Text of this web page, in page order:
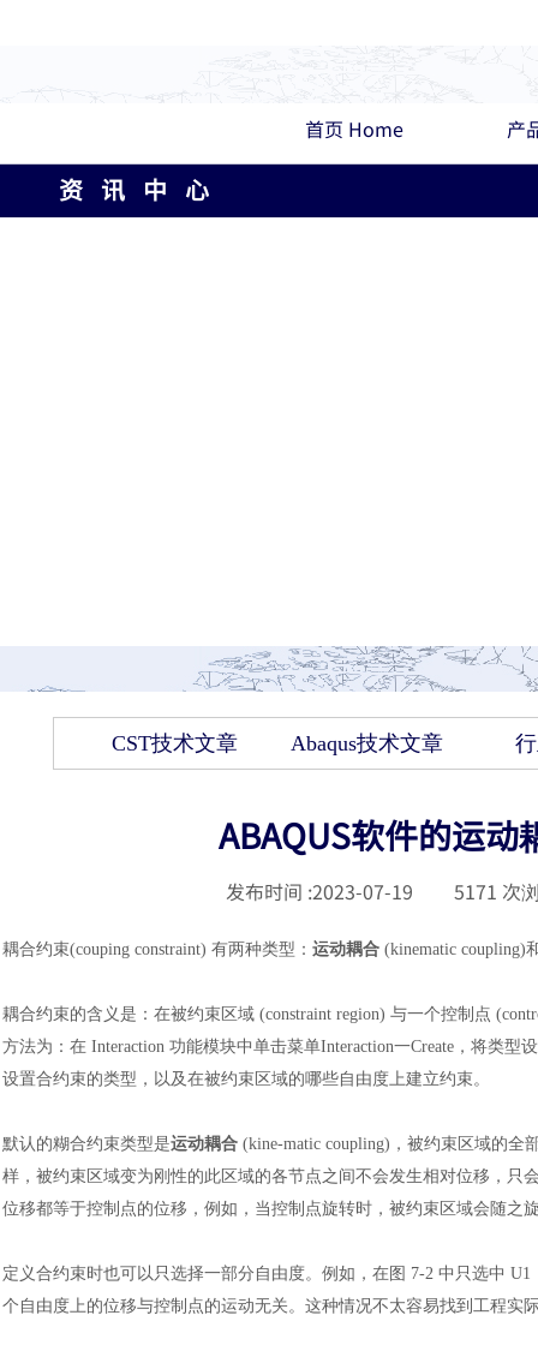
首页 Home 产
资 讯 中 心
CST技术文章 Abaqus技术文章
ABAQUS软件的运
发布时间 :2023-07-19 5171 次
耦合约束(couping constraint) 有两种类型 ： 运动耦合 (kinematic coupling)
耦合约束的含义是 ： 在被约束区域 (constraint region) 与一个控制点
方法为 ： 在 Interaction 功能模块中单击菜单Interaction一Create，将类型
设置合约束的类型，以及在被约束区域的哪些自由度上建立约束。
默认的糊合约束类型是运动耦合 (kine-matic coupling)，被约束区域的
样，被约束区域变为刚性的此区域的各节点之间不会发生相对位移，
位移都等于控制点的位移，例如，当控制点旋转时，被约束区域会随之
定义合约束时也可以只选择一部分自由度。例如，在图 7-2 中只选中
个自由度上的位移与控制点的运动无关。这种情况不太容易找到工程实